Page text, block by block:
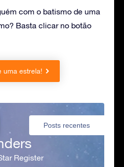
com o batismo de uma
Basta clicar no botão
uma estrela!
Posts recentes
Register